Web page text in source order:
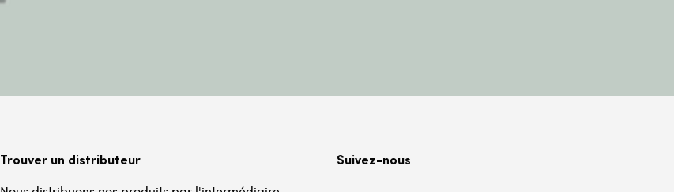
Trouver un distributeur Suivez-nous